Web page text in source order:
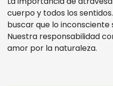
cuerpo y todos los
buscar que lo inconsciente
Nuestra responsabilidad
amor por la naturaleza.